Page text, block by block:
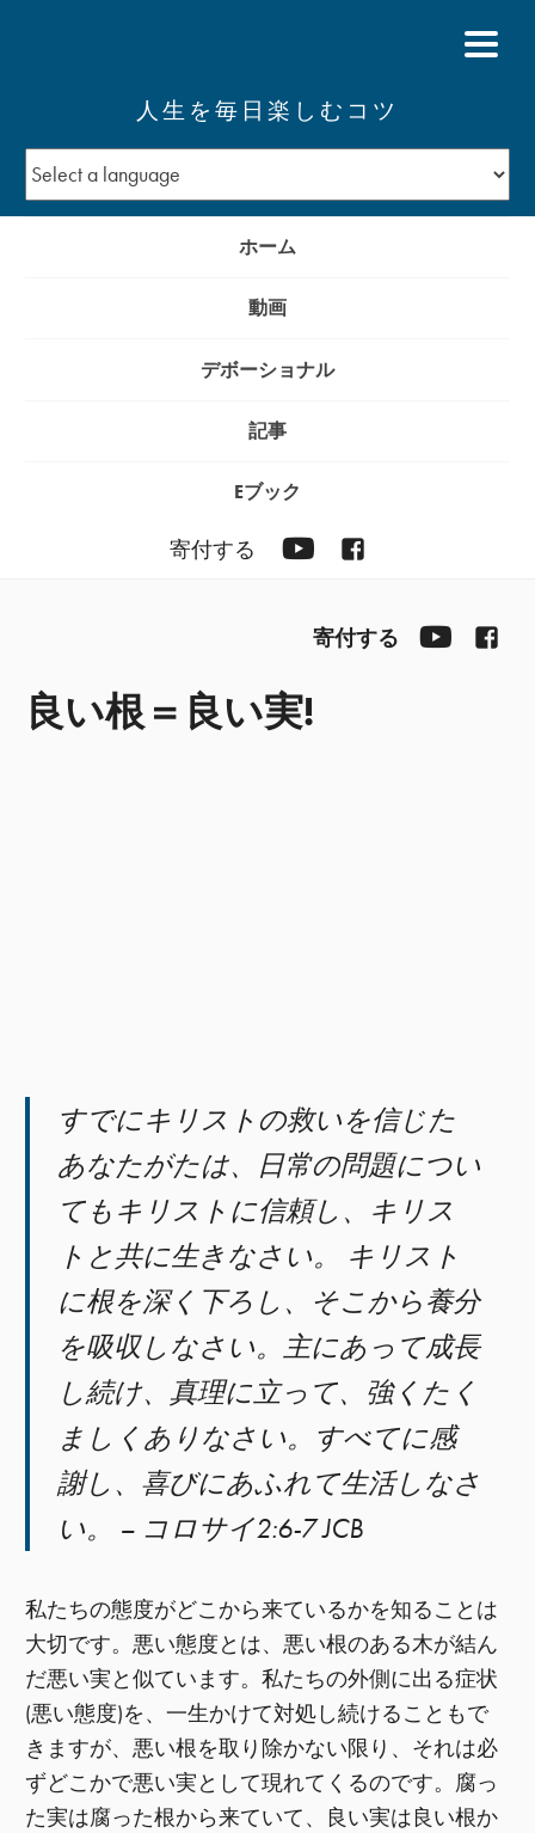
人生を毎日楽しむコツ
ホーム
動画
デボーショナル
記事
Eブック
寄付する YouTube
寄付する
良い根＝良い実!
すでにキリストの救いを信じた
あなたがたは、日常の問題につい
てもキリストに信頼し、キリス
トと共に生きなさい。 キリスト
に根を深く下ろし、そこから養分
を吸収しなさい。主にあって成長
し続け、真理に立って、強くたく
ましくありなさい。すべてに感
謝し、喜びにあふれて生活しなさ
い。 – コロサイ2:6-7 JCB
私たちの態度がどこから来ているかを知ることは
大切です。悪い態度とは、悪い根のある木が結ん
だ悪い実と似ています。私たちの外側に出る症状
(悪い態度)を、一生かけて対処し続けることもで
きますが、悪い根を取り除かない限り、それは必
ずどこかで悪い実として現れてくるのです。腐っ
た実は腐った根から来ていて、良い実は良い根か